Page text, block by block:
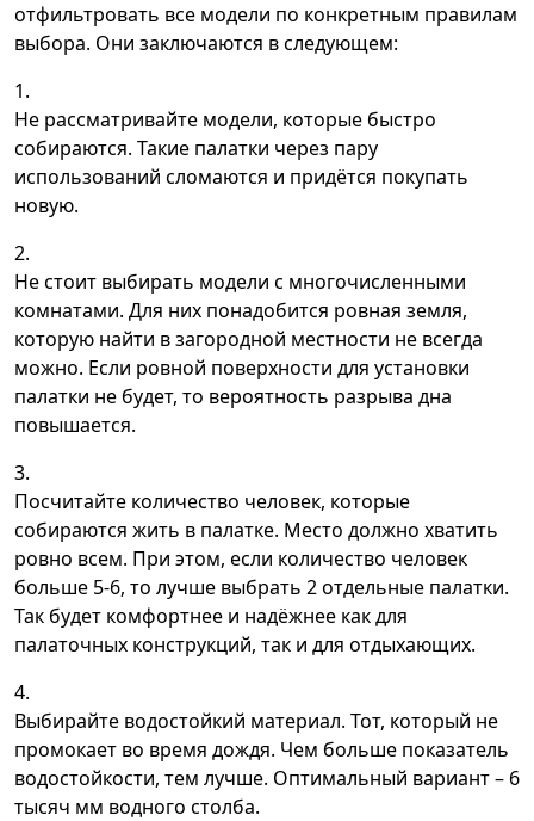
отфильтровать все модели по конкретным правилам
выбора. Они заключаются в следующем:
Не рассматривайте модели, которые быстро
собираются. Такие палатки через пару
использований сломаются и придётся покупать
новую.
Не стоит выбирать модели с многочисленными
комнатами. Для них понадобится ровная земля,
которую найти в загородной местности не всегда
можно. Если ровной поверхности для установки
палатки не будет, то вероятность разрыва дна
повышается.
Посчитайте количество человек, которые
собираются жить в палатке. Место должно хватить
ровно всем. При этом, если количество человек
больше 5-6, то лучше выбрать 2 отдельные палатки.
Так будет комфортнее и надёжнее как для
палаточных конструкций, так и для отдыхающих.
Выбирайте водостойкий материал. Тот, который не
промокает во время дождя. Чем больше показатель
водостойкости, тем лучше. Оптимальный вариант – 6
тысяч мм водного столба.